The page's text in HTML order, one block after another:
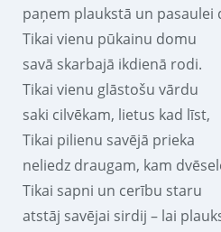
paņem plaukstā un pasaulei
Tikai vienu pūkainu domu
savā skarbajā ikdienā rodi.
Tikai vienu glāstošu vārdu
saki cilvēkam, lietus kad līst,
Tikai pilienu savējā prieka
neliedz draugam, kam
Tikai sapni un cerību staru
atstāj savējai sirdij – lai